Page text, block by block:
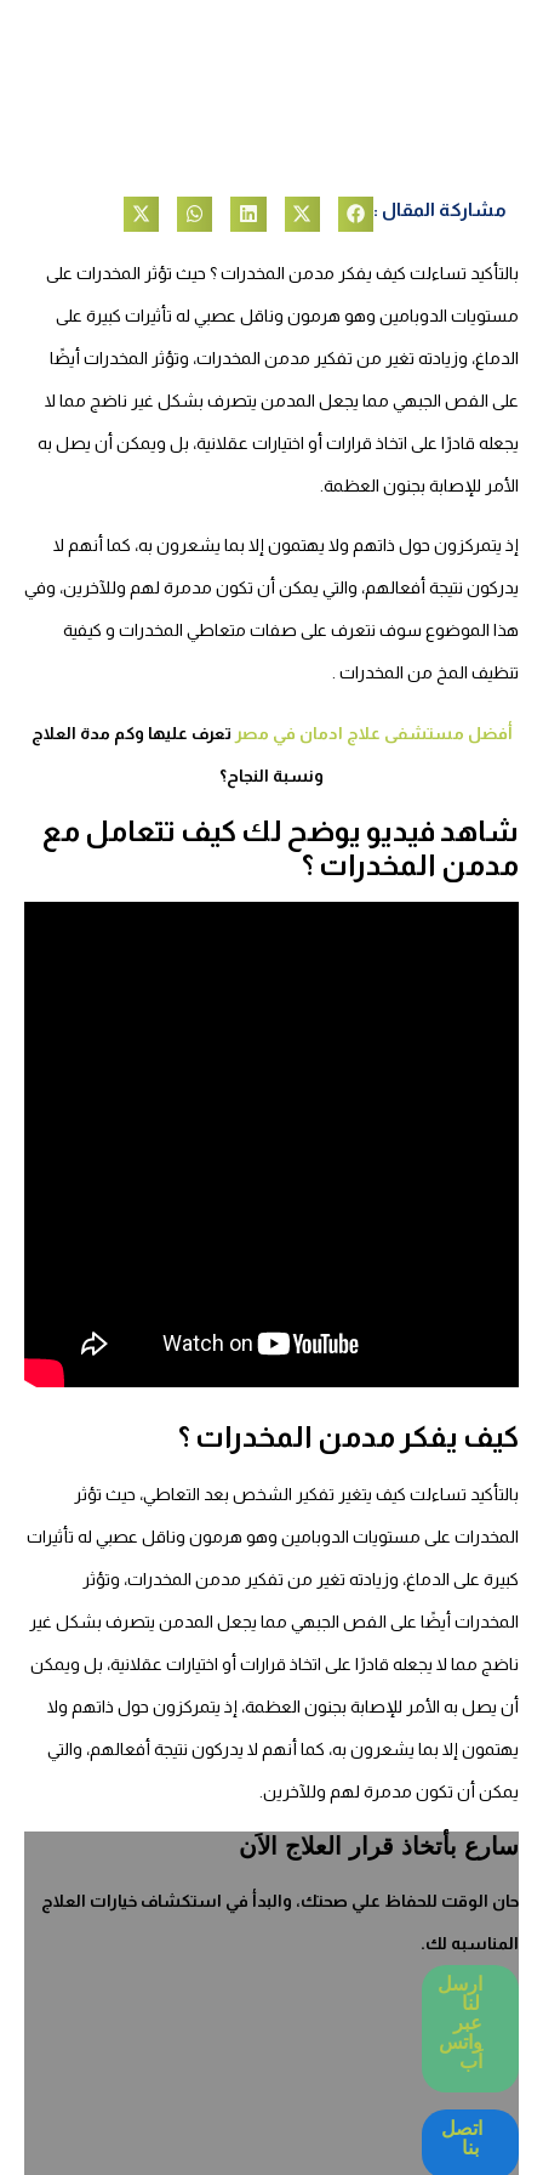
مشاركة المقال :
بالتأكيد تساءلت كيف يفكر مدمن المخدرات ؟ حيث تؤثر المخدرات على
مستويات الدوبامين وهو هرمون وناقل عصبي له تأثيرات كبيرة على
الدماغ، وزيادته تغير من تفكير مدمن المخدرات، وتؤثر المخدرات أيضًا
على الفص الجبهي مما يجعل المدمن يتصرف بشكل غير ناضج مما لا
يجعله قادرًا على اتخاذ قرارات أو اختيارات عقلانية، بل ويمكن أن يصل به
الأمر للإصابة بجنون العظمة.
إذ يتمركزون حول ذاتهم ولا يهتمون إلا بما يشعرون به، كما أنهم لا
يدركون نتيجة أفعالهم، والتي يمكن أن تكون مدمرة لهم وللآخرين، وفي
هذا الموضوع سوف نتعرف على صفات متعاطي المخدرات و كيفية
تنظيف المخ من المخدرات .
أفضل مستشفى علاج ادمان في مصر تعرف عليها وكم مدة العلاج
ونسبة النجاح؟
شاهد فيديو يوضح لك كيف تتعامل مع
مدمن المخدرات ؟
كيف يفكر مدمن المخدرات ؟
بالتأكيد تساءلت كيف يتغير تفكير الشخص بعد التعاطي، حيث تؤثر
المخدرات على مستويات الدوبامين وهو هرمون وناقل عصبي له تأثيرات
كبيرة على الدماغ، وزيادته تغير من تفكير مدمن المخدرات، وتؤثر
المخدرات أيضًا على الفص الجبهي مما يجعل المدمن يتصرف بشكل غير
ناضج مما لا يجعله قادرًا على اتخاذ قرارات أو اختيارات عقلانية، بل ويمكن
أن يصل به الأمر للإصابة بجنون العظمة، إذ يتمركزون حول ذاتهم ولا
يهتمون إلا بما يشعرون به، كما أنهم لا يدركون نتيجة أفعالهم، والتي
يمكن أن تكون مدمرة لهم وللآخرين.
سارع بأتخاذ قرار العلاج الاَن
حان الوقت للحفاظ علي صحتك، والبدأ في استكشاف خيارات العلاج
المناسبه لك.
ارسل
لنا
عبر
واتس
اَب
اتصل
بنا